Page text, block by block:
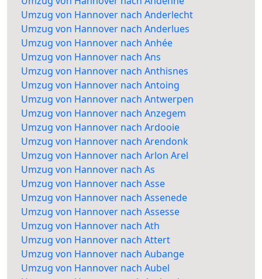
Umzug von Hannover nach Anderlecht
Umzug von Hannover nach Anderlues
Umzug von Hannover nach Anhée
Umzug von Hannover nach Ans
Umzug von Hannover nach Anthisnes
Umzug von Hannover nach Antoing
Umzug von Hannover nach Antwerpen
Umzug von Hannover nach Anzegem
Umzug von Hannover nach Ardooie
Umzug von Hannover nach Arendonk
Umzug von Hannover nach Arlon Arel
Umzug von Hannover nach As
Umzug von Hannover nach Asse
Umzug von Hannover nach Assenede
Umzug von Hannover nach Assesse
Umzug von Hannover nach Ath
Umzug von Hannover nach Attert
Umzug von Hannover nach Aubange
Umzug von Hannover nach Aubel